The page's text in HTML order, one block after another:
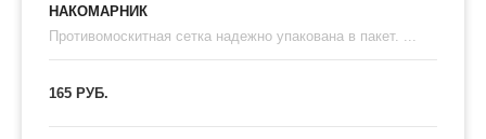
НАКОМАРНИК
Противомоскитная сетка надежно упакована в пакет. ...
165 РУБ.